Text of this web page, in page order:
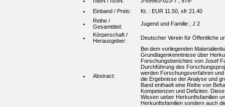
Einband / Preis:
Kt. : EUR 11.50, sfr 21.40
Reihe /
Gesamttitel:
Jugend und Familie ; J 2
Körperschaft /
Herausgeber:
Deutscher Verein für Öffentliche
Abstract:
Bei dem vorliegenden
Grundlagenkenntnisse über
Forschungsberichtes von Josef
Durchführung des
werden Forschungsverfahren
die Ergebnisse der Analyse und
Band enthaelt eine Reihe von
Kompetenzen und Defiziten.
Wissen ueber Herkunftsfamilien
Herkunftsfamilien sondern auch